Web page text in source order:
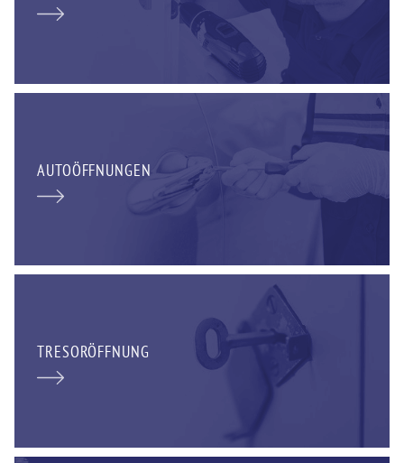
AUTOÖFFNUNGEN
TRESORÖFFNUNG